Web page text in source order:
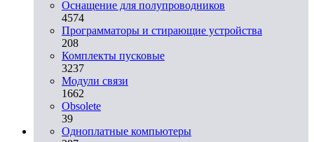
Оснащение для полупроводников
4574
Программаторы и стирающие устройства
208
Комплекты пусковые
3237
Модули связи
1662
Obsolete
39
Одноплатные компьютеры